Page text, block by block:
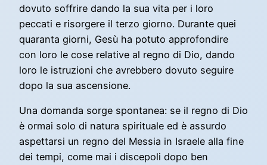
dovuto soffrire dando la sua vita per i loro
peccati e risorgere il terzo giorno. Durante quei
quaranta giorni, Gesù ha potuto approfondire
con loro le cose relative al regno di Dio, dando
loro le istruzioni che avrebbero dovuto seguire
dopo la sua ascensione.
Una domanda sorge spontanea: se il regno di Dio
è ormai solo di natura spirituale ed è assurdo
aspettarsi un regno del Messia in Israele alla fine
dei tempi, come mai i discepoli dopo ben